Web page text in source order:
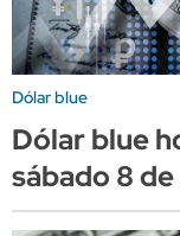
Dólar blue
Dólar blue
sábado 8